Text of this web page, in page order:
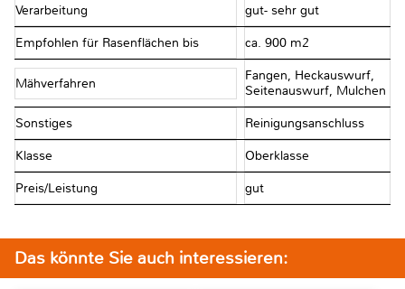
Verarbeitung gut- sehr gut
Empfohlen für Rasenflächen bis ca. 900 m2
Mähverfahren
Fangen, Heckauswurf,
Seitenauswurf, Mulchen
Sonstiges Reinigungsanschluss
Klasse Oberklasse
Preis/Leistung gut
Das könnte Sie auch interessieren: